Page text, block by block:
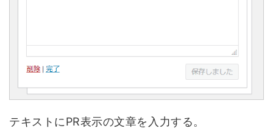
テキストにPR表示の文章を入力する。